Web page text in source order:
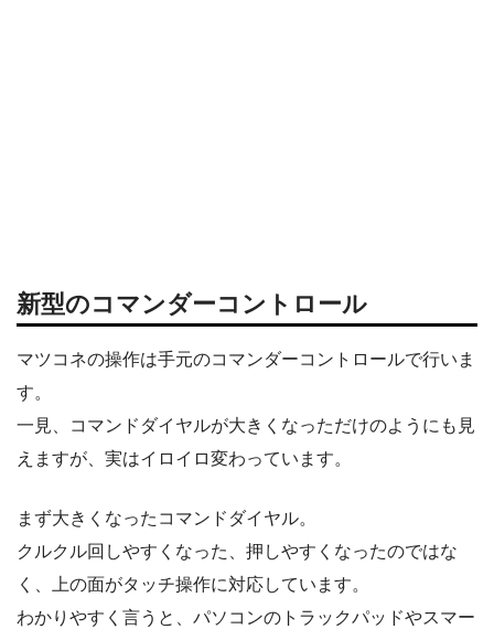
新型のコマンダーコントロール
マツコネの操作は手元のコマンダーコントロールで行いま
す。
一見、コマンドダイヤルが大きくなっただけのようにも見
えますが、実はイロイロ変わっています。
まず大きくなったコマンドダイヤル。
クルクル回しやすくなった、押しやすくなったのではな
く、上の面がタッチ操作に対応しています。
わかりやすく言うと、パソコンのトラックパッドやスマー